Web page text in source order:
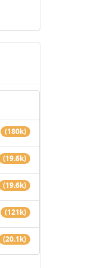
(180k)
(19.6k)
(19.6k)
(121k)
(20.1k)